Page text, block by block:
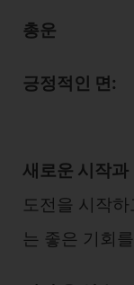
총운
긍정적인 면:
새로운 시작과
도전을 시작
는 좋은 기회